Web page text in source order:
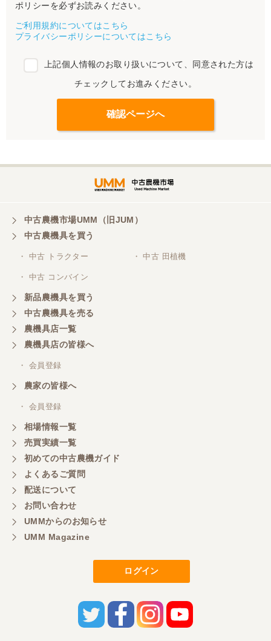
ポリシーを必ずお読みください。
ご利用規約についてはこちら
プライバシーポリシーについてはこちら
上記個人情報のお取り扱いについて、同意された方は
チェックしてお進みください。
中古農機市場UMM（旧JUM）
中古農機具を買う
・ 中古 トラクター ・ 中古 田植機
・ 中古 コンバイン
新品農機具を買う
中古農機具を売る
農機具店一覧
農機具店の皆様へ
・ 会員登録
農家の皆様へ
・ 会員登録
相場情報一覧
売買実績一覧
初めての中古農機ガイド
よくあるご質問
配送について
お問い合わせ
UMMからのお知らせ
UMM Magazine
ログイン